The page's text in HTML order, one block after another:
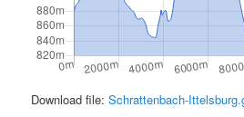
Download file:Schrattenbach-